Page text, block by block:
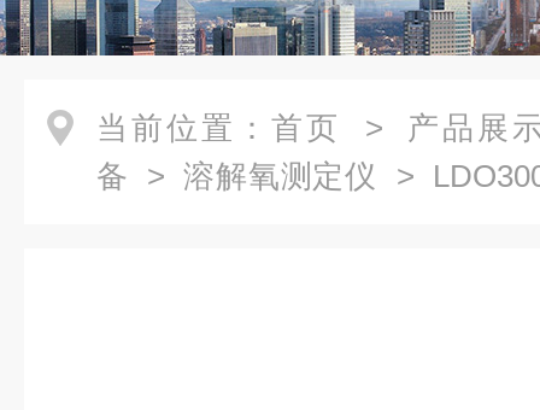
当前位置： 首页 > 产品展
备 > 溶解氧测定仪 >